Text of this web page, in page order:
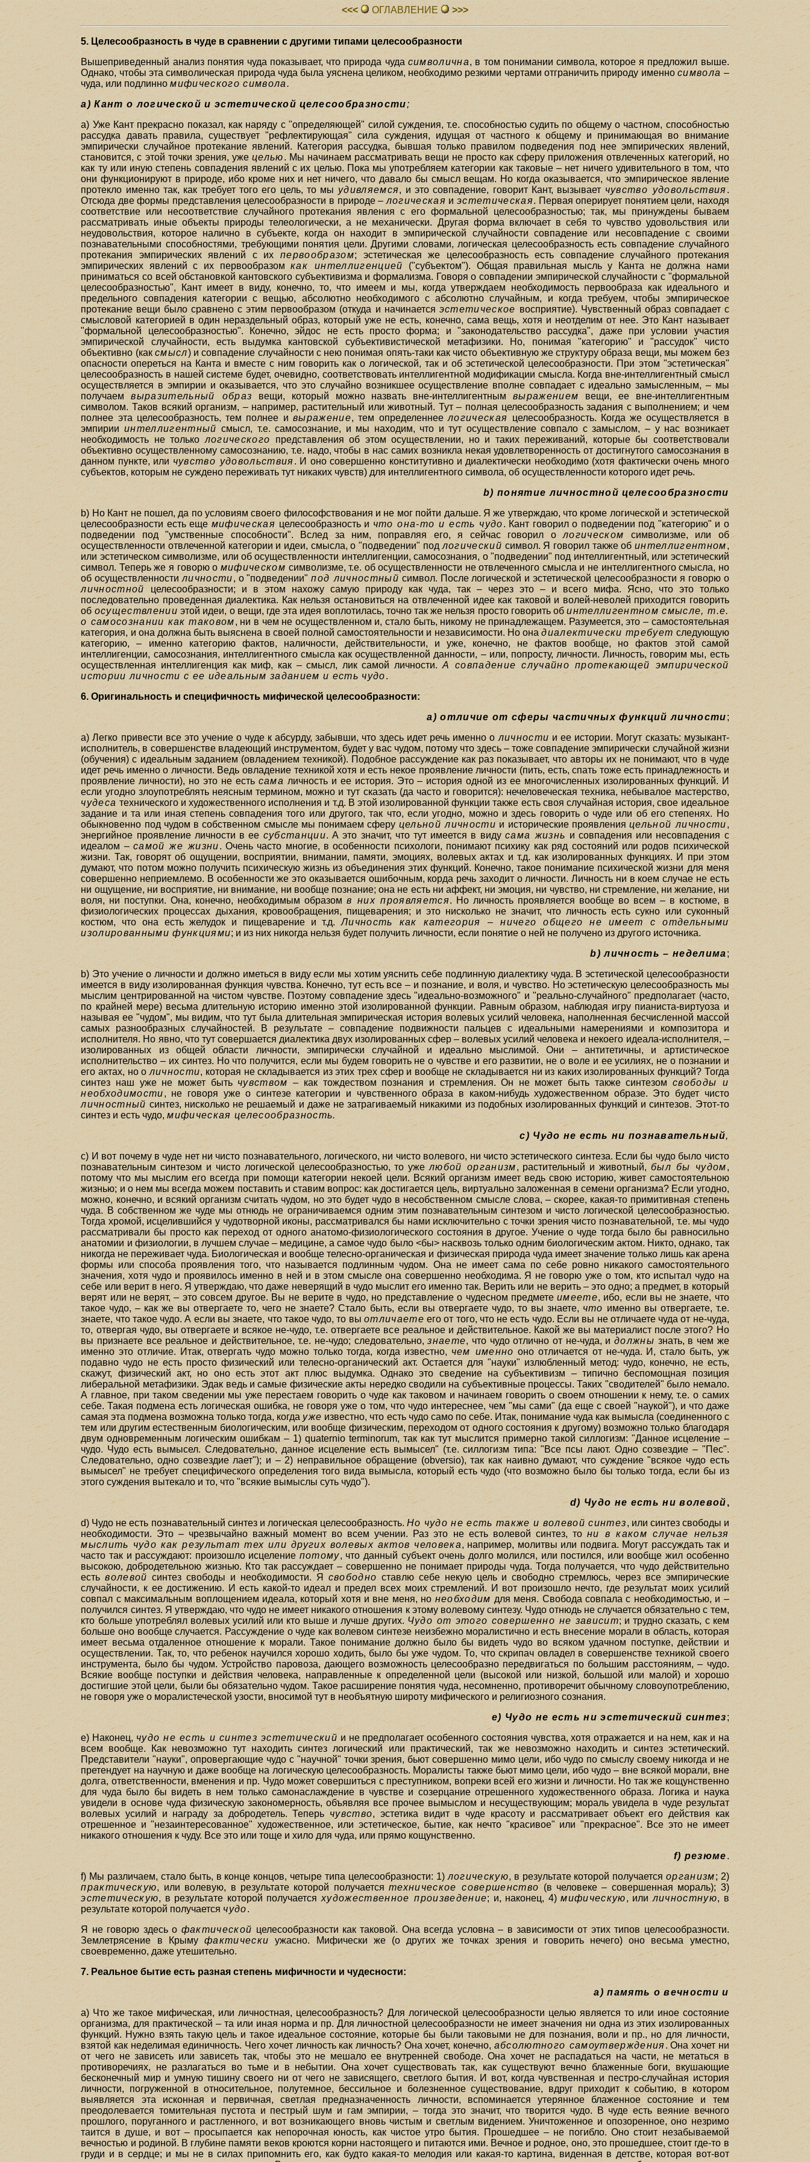
<<< ОГЛАВЛЕHИЕ >>>
5. Целесообразность в чуде в сравнении с другими типами целесообразности
Вышеприведенный анализ понятия чуда показывает, что природа чудасимволична, в том понимании символа, которое я предложил выше.
Однако, чтобы эта символическая природа чуда была уяснена целиком, необходимо резкими чертами отграничить природу именно символа –
чуда, или подлинномифического символа.
a) Кант о логической и эстетической целесообразности;
a) Уже Кант прекрасно показал, как наряду с "определяющей" силой суждения, т.е. способностью судить по общему о частном, способностью
рассудка давать правила, существует "рефлектирующая" сила суждения, идущая от частного к общему и принимающая во внимание
эмпирически случайное протекание явлений. Категория рассудка, бывшая только правилом подведения под нее эмпирических явлений,
становится, с этой точки зрения, уже целью. Мы начинаем рассматривать вещи не просто как сферу приложения отвлеченных категорий, но
как ту или иную степень совпадения явлений с их целью. Пока мы употребляем категории как таковые – нет ничего удивительного в том, что
они функционируют в природе, ибо кроме них и нет ничего, что давало бы смысл вещам. Но когда оказывается, что эмпирическое явление
протекло именно так, как требует того его цель, то мы удивляемся, и это совпадение, говорит Кант, вызываетчувство удовольствия.
Отсюда две формы представления целесообразности в природе – логическая и эстетическая. Первая оперирует понятием цели, находя
соответствие или несоответствие случайного протекания явления с его формальной целесообразностью; так, мы принуждены бываем
рассматривать иные объекты природы телеологически, а не механически. Другая форма включает в себя то чувство удовольствия или
неудовольствия, которое налично в субъекте, когда он находит в эмпирической случайности совпадение или несовпадение с своими
познавательными способностями, требующими понятия цели. Другими словами, логическая целесообразность есть совпадение случайного
протекания эмпирических явлений с их первообразом; эстетическая же целесообразность есть совпадение случайного протекания
эмпирических явлений с их первообразомкак интеллигенцией
("субъектом"). Общая правильная мысль у Канта не должна нами
приниматься со всей обстановкой кантовского субъективизма и формализма. Говоря о совпадении эмпирической случайности с "формальной
целесообразностью", Кант имеет в виду, конечно, то, что имеем и мы, когда утверждаем необходимость первообраза как идеального и
предельного совпадения категории с вещью, абсолютно необходимого с абсолютно случайным, и когда требуем, чтобы эмпирическое
протекание вещи было сравнено с этим первообразом (откуда и начинается эстетическоевосприятие). Чувственный образ совпадает с
смысловой категорией в один нераздельный образ, который уже не есть, конечно, сама вещь, хотя и неотделим от нее. Это Кант называет
"формальной целесообразностью". Конечно, эйдос не есть просто форма; и "законодательство рассудка", даже при условии участия
эмпирической случайности, есть выдумка кантовской субъективистической метафизики. Но, понимая "категорию" и "рассудок" чисто
объективно (как смысл) и совпадение случайности с нею понимая опять-таки как чисто объективную же структуру образа вещи, мы можем без
опасности опереться на Канта и вместе с ним говорить как о логической, так и об эстетической целесообразности. При этом "эстетическая"
целесообразность в нашей системе будет, очевидно, соответствовать интеллигентной модификации смысла. Когда вне-интеллигентный смысл
осуществляется в эмпирии и оказывается, что это случайно возникшее осуществление вполне совпадает с идеально замысленным, – мы
получаемвыразительный образвещи, который можно назвать вне-интеллигентным выражениемвещи, ее вне-интеллигентным
символом. Таков всякий организм, – например, растительный или животный. Тут – полная целесообразность задания с выполнением; и чем
полнее эта целесообразность, тем полнее ивыражение, тем определеннее логическая целесообразность. Когда же осуществляется в
эмпирии интеллигентный смысл, т.е. самосознание, и мы находим, что и тут осуществление совпало с замыслом, – у нас возникает
необходимость не толькологического представления об этом осуществлении, но и таких переживаний, которые бы соответствовали
объективно осуществленному самосознанию, т.е. надо, чтобы в нас самих возникла некая удовлетворенность от достигнутого самосознания в
данном пункте, иличувство удовольствия. И оно совершенно конститутивно и диалектически необходимо (хотя фактически очень много
субъектов, которым не суждено переживать тут никаких чувств) для интеллигентного символа, об осуществленности которого идет речь.
b) понятие личностной целесообразности
b) Но Кант не пошел, да по условиям своего философствования и не мог пойти дальше. Я же утверждаю, что кроме логической и эстетической
целесообразности есть еще мифическая целесообразность и что она-то и есть чудо. Кант говорил о подведении под "категорию" и о
подведении под "умственные способности". Вслед за ним, поправляя его, я сейчас говорил о логическом символизме, или об
осуществленности отвлеченной категории и идеи, смысла, о "подведении" под логическийсимвол. Я говорил также об интеллигентном,
или эстетическом символизме, или об осуществленности интеллигенции, самосознания, о "подведении" под интеллигентный, или эстетический
символ. Теперь же я говорю о мифическом символизме, т.е. об осуществленности не отвлеченного смысла и не интеллигентного смысла, но
об осуществленностиличности, о "подведении"под личностный символ. После логической и эстетической целесообразности я говорю о
личностнойцелесообразности; и в этом нахожу самую природу как чуда, так – через это – и всего мифа. Ясно, что это только
последовательно проведенная диалектика. Как нельзя остановиться на отвлеченной идее как таковой и волей-неволей приходится говорить
обосуществленииэтой идеи, о вещи, где эта идея воплотилась, точно так же нельзя просто говорить обинтеллигентном смысле, т.е.
о самосознании как таковом, ни в чем не осуществленном и, стало быть, никому не принадлежащем. Разумеется, это – самостоятельная
категория, и она должна быть выяснена в своей полной самостоятельности и независимости. Но онадиалектически требует следующую
категорию, – именно категорию фактов, наличности, действительности, и уже, конечно, не фактов вообще, но фактов этой самой
интеллигенции, самосознания, интеллигентного смысла как осуществленной данности, – или, попросту, личности. Личность, говорим мы, есть
осуществленная интеллигенция как миф, как – смысл, лик самой личности. А совпадение случайно протекающей эмпирической
истории личности с ее идеальным заданием и есть чудо.
6. Оригинальность и специфичность мифической целесообразности:
a) отличие от сферы частичных функций личности;
a) Легко привести все это учение о чуде к абсурду, забывши, что здесь идет речь именно о личности и ее истории. Могут сказать: музыкант-
исполнитель, в совершенстве владеющий инструментом, будет у вас чудом, потому что здесь – тоже совпадение эмпирически случайной жизни
(обучения) с идеальным заданием (овладением техникой). Подобное рассуждение как раз показывает, что авторы их не понимают, что в чуде
идет речь именно о личности. Ведь овладение техникой хотя и есть некое проявление личности (пить, есть, спать тоже есть принадлежность и
проявление личности), но это не естьсамаличность и ее история. Это – история одной из ее многочисленных изолированных функций. И
если угодно злоупотреблять неясным термином, можно и тут сказать (да часто и говорится): нечеловеческая техника, небывалое мастерство,
чудеса технического и художественного исполнения и т.д. В этой изолированной функции также есть своя случайная история, свое идеальное
задание и та или иная степень совпадения того или другого, так что, если угодно, можно и здесь говорить о чуде или об его степенях. Но
обыкновенно под чудом в собственном смысле мы понимаем сферу цельной личностии исторические проявленияцельной личности,
энергийное проявление личности в ее субстанции. А это значит, что тут имеется в виду сама жизнь и совпадения или несовпадения с
идеалом –самой же жизни. Очень часто многие, в особенности психологи, понимают психику как ряд состояний или родов психической
жизни. Так, говорят об ощущении, восприятии, внимании, памяти, эмоциях, волевых актах и т.д. как изолированных функциях. И при этом
думают, что потом можно получить психическую жизнь из объединения этих функций. Конечно, такое понимание психической жизни для меня
совершенно неприемлемо. В особенности же это оказывается ошибочным, корда речь заходит о личности. Личность ни в коем случае не есть
ни ощущение, ни восприятие, ни внимание, ни вообще познание; она не есть ни аффект, ни эмоция, ни чувство, ни стремление, ни желание, ни
воля, ни поступки. Она, конечно, необходимым образомв них проявляется. Но личность проявляется вообще во всем – в костюме, в
физиологических процессах дыхания, кровообращения, пищеварения; и это нисколько не значит, что личность есть сукно или суконный
костюм, что она есть желудок и пищеварение и т.д.Личность как категория – ничего общего не имеет с отдельными
изолированными функциями; и из них никогда нельзя будет получить личности, если понятие о ней не получено из другого источника.
b) личность – неделима;
b) Это учение о личности и должно иметься в виду если мы хотим уяснить себе подлинную диалектику чуда. В эстетической целесообразности
имеется в виду изолированная функция чувства. Конечно, тут есть все – и познание, и воля, и чувство. Но эстетическую целесообразность мы
мыслим центрированной на чистом чувстве. Поэтому совпадение здесь "идеально-возможного" и "реально-случайного" предполагает (часто,
по крайней мере) весьма длительную историю именно этой изолированной функции. Равным образом, наблюдая игру пианиста-виртуоза и
называя ее "чудом", мы видим, что тут была длительная эмпирическая история волевых усилий человека, наполненная бесчисленной массой
самых разнообразных случайностей. В результате – совпадение подвижности пальцев с идеальными намерениями и композитора и
исполнителя. Но явно, что тут совершается диалектика двух изолированных сфер – волевых усилий человека и некоего идеала-исполнителя, –
изолированных из общей области личности, эмпирически случайной и идеально мыслимой. Они – антитетичны, и артистическое
исполнительство – их синтез. Но что получится, если мы будем говорить не о чувстве и его развитии, не о воле и ее усилиях, не о познании и
его актах, но о личности, которая не складывается из этих трех сфер и вообще не складывается ни из каких изолированных функций? Тогда
синтез наш уже не может быть чувством – как тождеством познания и стремления. Он не может быть также синтезом свободы и
необходимости, не говоря уже о синтезе категории и чувственного образа в каком-нибудь художественном образе. Это будет чисто
личностный синтез, нисколько не решаемый и даже не затрагиваемый никакими из подобных изолированных функций и синтезов. Этот-то
синтез и есть чудо,мифическая целесообразность.
с) Чудо не есть ни познавательный,
с) И вот почему в чуде нет ни чисто познавательного, логического, ни чисто волевого, ни чисто эстетического синтеза. Если бы чудо было чисто
познавательным синтезом и чисто логической целесообразностью, то ужелюбой организм, растительный и животный,был бы чудом,
потому что мы мыслим его всегда при помощи категории некоей цели. Всякий организм имеет ведь свою историю, живет самостоятельною
жизнью; и о нем мы всегда можем поставить и ставим вопрос: как достигается цель, виртуально заложенная в семени организма? Если угодно,
можно, конечно, и всякий организм считать чудом, но это будет чудо в несобственном смысле слова, – скорее, какая-то примитивная степень
чуда. В собственном же чуде мы отнюдь не ограничиваемся одним этим познавательным синтезом и чисто логической целесообразностью.
Тогда хромой, исцелившийся у чудотворной иконы, рассматривался бы нами исключительно с точки зрения чисто познавательной, т.е. мы чудо
рассматривали бы просто как переход от одного анатомо-физиологического состояния в другое. Учение о чуде тогда было бы равносильно
анатомии и физиологии, в лучшем случае – медицине, а самое чудо было <бы> насквозь только одним биологическим актом. Никто, однако, так
никогда не переживает чуда. Биологическая и вообще телесно-органическая и физическая природа чуда имеет значение только лишь как арена
формы или способа проявления того, что называется подлинным чудом. Она не имеет сама по себе ровно никакого самостоятельного
значения, хотя чудо и проявилось именно в ней и в этом смысле она совершенно необходима. Я не говорю уже о том, кто испытал чудо на
себе или верит в него. Я утверждаю, что даже неверящий в чудо мыслит его именно так. Верить или не верить – это одно; а предмет, в который
верят или не верят, – это совсем другое. Вы не верите в чудо, но представление о чудесном предметеимеете, ибо, если вы не знаете, что
такое чудо, – как же вы отвергаете то, чего не знаете? Стало быть, если вы отвергаете чудо, то вы знаете,что именно вы отвергаете, т.е.
знаете, что такое чудо. А если вы знаете, что такое чудо, то вы отличаете его от того, что не есть чудо. Если вы не отличаете чуда от не-чуда,
то, отвергая чудо, вы отвергаете и всякое не-чудо, т.е. отвергаете все реальное и действительное. Какой же вы материалист после этого? Но
вы признаете все реальное и действительное, т.е. не-чудо; следовательно,знаете, что чудо отлично от не-чуда, и должны знать, в чем же
именно это отличие. Итак, отвергать чудо можно только тогда, когда известно,чем именно оно отличается от не-чуда. И, стало быть, уж
подавно чудо не есть просто физический или телесно-органический акт. Остается для "науки" излюбленный метод: чудо, конечно, не есть,
скажут, физический акт, но оно есть этот акт плюс выдумка. Однако это сведение на субъективизм – типично беспомощная позиция
либеральной метафизики. Эдак ведь и самые физические акты нередко сводили на субъективные процессы. Таких "сводителей" было немало.
А главное, при таком сведении мы уже перестаем говорить о чуде как таковом и начинаем говорить о своем отношении к нему, т.е. о самих
себе. Такая подмена есть логическая ошибка, не говоря уже о том, что чудо интереснее, чем "мы сами" (да еще с своей "наукой"), и что даже
самая эта подмена возможна только тогда, когдауже известно, что есть чудо само по себе. Итак, понимание чуда как вымысла (соединенного с
тем или другим естественным биологическим, или вообще физическим, переходом от одного состояния к другому) возможно только благодаря
двум одновременным логическим ошибкам – 1) quaternio terminorum, так как тут мыслится примерно такой силлогизм: "Данное исцеление –
чудо. Чудо есть вымысел. Следовательно, данное исцеление есть вымысел" (т.е. силлогизм типа: "Все псы лают. Одно созвездие – "Пес".
Следовательно, одно созвездие лает"); и – 2) неправильное обращение (obversio), так как наивно думают, что суждение "всякое чудо есть
вымысел" не требует специфического определения того вида вымысла, который есть чудо (что возможно было бы только тогда, если бы из
этого суждения вытекало и то, что "всякие вымыслы суть чудо").
d) Чудо не есть ни волевой,
d) Чудо не есть познавательный синтез и логическая целесообразность.Но чудо не есть также и волевой синтез, или синтез свободы и
необходимости. Это – чрезвычайно важный момент во всем учении. Раз это не есть волевой синтез, то ни в каком случае нельзя
мыслить чудо как результат тех или других волевых актов человека, например, молитвы или подвига. Могут рассуждать так и
часто так и рассуждают: произошло исцеление потому, что данный субъект очень долго молился, или постился, или вообще жил особенно
высокою, добродетельною жизнью. Кто так рассуждает – совершенно не понимает природы чуда. Тогда получается, что чудо действительно
естьволевой синтез свободы и необходимости. Я свободно ставлю себе некую цель и свободно стремлюсь, через все эмпирические
случайности, к ее достижению. И есть какой-то идеал и предел всех моих стремлений. И вот произошло нечто, где результат моих усилий
совпал с максимальным воплощением идеала, который хотя и вне меня, но необходимдля меня. Свобода совпала с необходимостью, и –
получился синтез. Я утверждаю, что чудо не имеет никакого отношения к этому волевому синтезу. Чудо отнюдь не случается обязательно с тем,
кто больше употреблял волевых усилий или кто выше и лучше других. Чудо от этого совершенно не зависит; и трудно сказать, с кем
больше оно вообще случается. Рассуждение о чуде как волевом синтезе неизбежно моралистично и есть внесение морали в область, которая
имеет весьма отдаленное отношение к морали. Такое понимание должно было бы видеть чудо во всяком удачном поступке, действии и
осуществлении. Так, то, что ребенок научился хорошо ходить, было бы уже чудом. То, что скрипач овладел в совершенстве техникой своего
инструмента, было бы чудом. Устройство паровоза, дающего возможность целесообразно передвигаться по большим расстояниям, – чудо.
Всякие вообще поступки и действия человека, направленные к определенной цели (высокой или низкой, большой или малой) и хорошо
достигшие этой цели, были бы обязательно чудом. Такое расширение понятия чуда, несомненно, противоречит обычному словоупотреблению,
не говоря уже о моралистеческой узости, вносимой тут в необъятную широту мифического и религиозного сознания.
e) Чудо не есть ни эстетический синтез;
e) Наконец, чудо не есть и синтез эстетический и не предполагает особенного состояния чувства, хотя отражается и на нем, как и на
всем вообще. Как невозможно тут находить синтез логический или практический, так же невозможно находить и синтез эстетический.
Представители "науки", опровергающие чудо с "научной" точки зрения, бьют совершенно мимо цели, ибо чудо по смыслу своему никогда и не
претендует на научную и даже вообще на логическую целесообразность. Моралисты также бьют мимо цели, ибо чудо – вне всякой морали, вне
долга, ответственности, вменения и пр. Чудо может совершиться с преступником, вопреки всей его жизни и личности. Но так же кощунственно
для чуда было бы видеть в нем только самонаслаждение в чувстве и созерцание отрешенного художественного образа. Логика и наука
увидели в основе чуда физическую закономерность, объявляя все прочее вымыслом и несуществующим; мораль увидела в чуде результат
волевых усилий и награду за добродетель. Теперь чувство, эстетика видит в чуде красоту и рассматривает объект его действия как
отрешенное и "незаинтересованное" художественное, или эстетическое, бытие, как нечто "красивое" или "прекрасное". Все это не имеет
никакого отношения к чуду. Все это или тоще и хило для чуда, или прямо кощунственно.
f) резюме.
f) Мы различаем, стало быть, в конце концов, четыре типа целесообразности: 1) логическую, в результате которой получаетсяорганизм; 2)
практическую, или волевую, в результате которой получаетсятехническое совершенство(в человеке – совершенная мораль); 3)
эстетическую, в результате которой получаетсяхудожественное произведение; и, наконец, 4)мифическую, илиличностную, в
результате которой получаетсячудо.
Я не говорю здесь офактической целесообразности как таковой. Она всегда условна – в зависимости от этих типов целесообразности.
Землетрясение в Крыму фактически ужасно. Мифически же (о других же точках зрения и говорить нечего) оно весьма уместно,
своевременно, даже утешительно.
7. Реальное бытие есть разная степень мифичности и чудесности:
a) память о вечности и
a) Что же такое мифическая, или личностная, целесообразность? Для логической целесообразности целью является то или иное состояние
организма, для практической – та или иная норма и пр. Для личностной целесообразности не имеет значения ни одна из этих изолированных
функций. Нужно взять такую цель и такое идеальное состояние, которые бы были таковыми не для познания, воли и пр., но для личности,
взятой как неделимая единичность. Чего хочет личность как личность? Она хочет, конечно, абсолютного самоутверждения. Она хочет ни
от чего не зависеть или зависеть так, чтобы это не мешало ее внутренней свободе. Она хочет не распадаться на части, не метаться в
противоречиях, не разлагаться во тьме и в небытии. Она хочет существовать так, как существуют вечно блаженные боги, вкушающие
бесконечный мир и умную тишину своего ни от чего не зависящего, светлого бытия. И вот, когда чувственная и пестро-случайная история
личности, погруженной в относительное, полутемное, бессильное и болезненное существование, вдруг приходит к событию, в котором
выявляется эта исконная и первичная, светлая предназначенность личности, вспоминается утерянное блаженное состояние и тем
преодолевается томительная пустота и пестрый шум и гам эмпирии, – тогда это значит, что творится чудо. В чуде есть веяние вечного
прошлого, поруганного и растленного, и вот возникающего вновь чистым и светлым видением. Уничтоженное и опозоренное, оно незримо
таится в душе, и вот – просыпается как непорочная юность, как чистое утро бытия. Прошедшее – не погибло. Оно стоит незабываемой
вечностью и родиной. В глубине памяти веков кроются корни настоящего и питаются ими. Вечное и родное, оно, это прошедшее, стоит где-то в
груди и в сердце; и мы не в силах припомнить его, как будто какая-то мелодия или какая-то картина, виденная в детстве, которая вот-вот